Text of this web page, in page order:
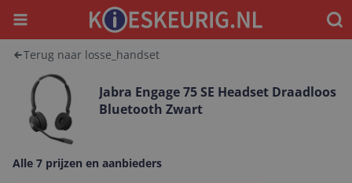
Menu
Terug naar losse_handset
Jabra Engage 75 SE Headset Draadloos
Bluetooth Zwart
Alle 7 prijzen en aanbieders